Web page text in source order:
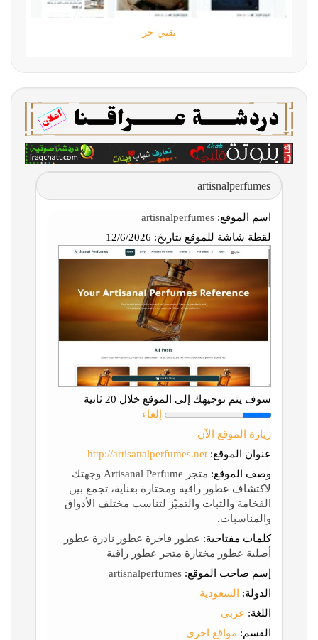
تقني حر
artisnalperfumes
اسم الموقع:
لقطة شاشة للموقع بتاريخ:
سوف يتم توجيهك إلى الموقع خلال 20 ثانية
إلغاء
زيارة الموقع الآن
عنوان الموقع: http://artisanalperfumes.net
وصف الموقع:
متجر Artisanal Perfume وجهتك
لاكتشاف عطور راقية ومختارة بعناية، تجمع بين
الفخامة والثبات والتميّز لتناسب مختلف الأذواق
والمناسبات.
كلمات مفتاحية: عطور فاخرة عطور نادرة عطور
أصلية عطور مختارة متجر عطور راقية
إسم صاحب الموقع:
الدولة:
السعودية
اللغة: عربي
القسم: مواقع اخرى